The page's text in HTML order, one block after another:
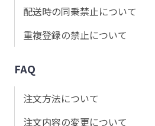
配送時の同乗禁止について
重複登録の禁止について
FAQ
注文方法について
注文内容の変更について